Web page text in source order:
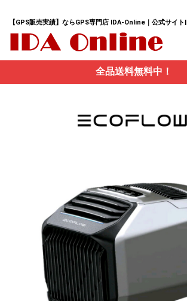
【GPS販売実績】ならGPS専門店 IDA-Online｜公式サイト|
全品送料無料中！